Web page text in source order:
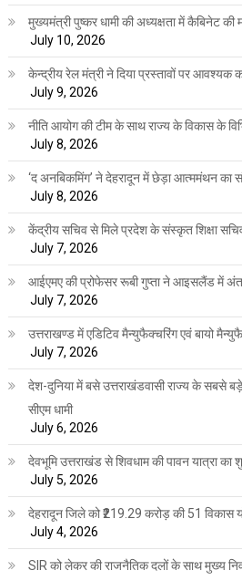
मुख्यमंत्री पुष्कर धामी की अध्यक्षता में कैबिनेट की
July 10, 2026
केन्द्रीय रेल मंत्री ने दिया प्रस्तावों पर आवश्यक
July 9, 2026
नीति आयोग की टीम के साथ राज्य के विकास के
July 8, 2026
‘द अनबिकमिंग’ ने देहरादून में छेड़ा आत्ममंथन का
July 8, 2026
केंद्रीय सचिव से मिले प्रदेश के संस्कृत शिक्षा
July 7, 2026
आईएमए की प्रोफेसर रूबी गुप्ता ने आइसलैंड में
July 7, 2026
उत्तराखण्ड में एडिटिव मैन्युफैक्चरिंग एवं बायो
July 7, 2026
देश-दुनिया में बसे उत्तराखंडवासी राज्य के सबसे
सीएम धामी
July 6, 2026
देवभूमि उत्तराखंड से शिवधाम की पावन यात्रा का
July 5, 2026
देहरादून जिले को ₹219.29 करोड़ की 51 विकास
July 4, 2026
SIR को लेकर की राजनैतिक दलों के साथ मुख्य